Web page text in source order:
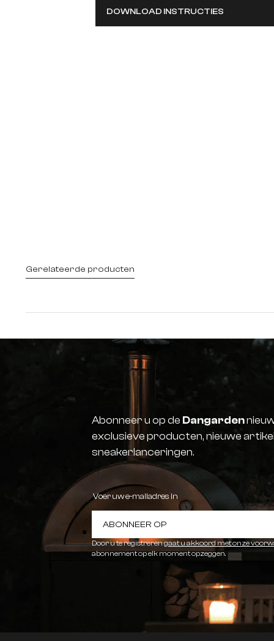
DOWNLOAD INSTRUCTIES
Gerelateerde producten
Abonneer u op de Dangarden
exclusieve producten, nieuwe
sneakerlanceringen.
ABONNEER OP
Door u te registrerengaat u akkoord met onze
abonnement op elk moment opzeggen.